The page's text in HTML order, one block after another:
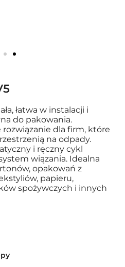
łatwa w instalacji i
do pakowania.
dla firm, które
na odpady.
i ręczny cykl
wiązania. Idealna
opakowań z
papieru,
spożywczych i innych